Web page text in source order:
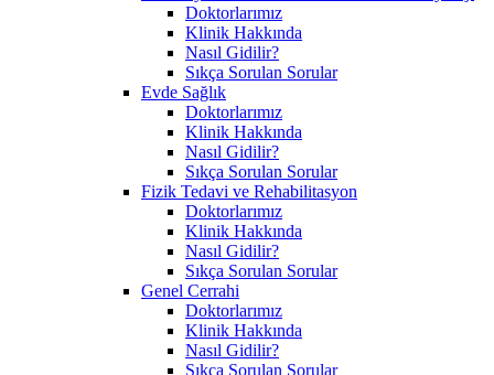
Doktorlarımız
Klinik Hakkında
Nasıl Gidilir?
Sıkça Sorulan Sorular
Evde Sağlık
Doktorlarımız
Klinik Hakkında
Nasıl Gidilir?
Sıkça Sorulan Sorular
Fizik Tedavi ve Rehabilitasyon
Doktorlarımız
Klinik Hakkında
Nasıl Gidilir?
Sıkça Sorulan Sorular
Genel Cerrahi
Doktorlarımız
Klinik Hakkında
Nasıl Gidilir?
Sıkça Sorulan Sorular